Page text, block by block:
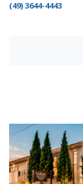
(49) 3644-4443